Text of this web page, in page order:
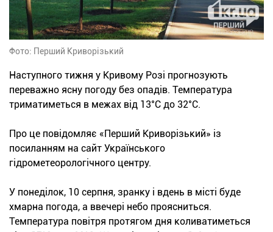
Фото: Перший Криворізький
Наступного тижня у Кривому Розі прогнозують
переважно ясну погоду без опадів. Температура
триматиметься в межах від 13°С до 32°С.
Про це повідомляє «Перший Криворізький» із
посиланням на сайт Українського
гідрометеорологічного центру.
У понеділок, 10 серпня, зранку і вдень в місті буде
хмарна погода, а ввечері небо проясниться.
Температура повітря протягом дня коливатиметься